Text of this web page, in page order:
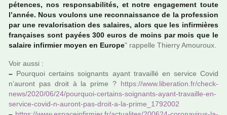
pé­ten­ces, nos res­pon­sa­bi­li­tés, et notre enga­ge­ment toute
l’année. Nous vou­lons une reconnais­sance de la pro­fes­sion
par une reva­lo­ri­sa­tion des salai­res, alors que les infir­miè­res
fran­çai­ses sont payées 300 euros de moins par mois que le
salaire infir­mier moyen en Europe" rap­pelle Thierry Amouroux.
Voir aussi :
– Pourquoi cer­tains soi­gnants ayant tra­vaillé en ser­vice Covid
n’auront pas droit à la prime ? https://www.libe­ra­tion.fr/che­ck­
news/2020/06/24/pour­quoi-cer­tains-soi­gnants-ayant-tra­vaille-en-
ser­vice-covid-n-auront-pas-droit-a-la-prime_1792002